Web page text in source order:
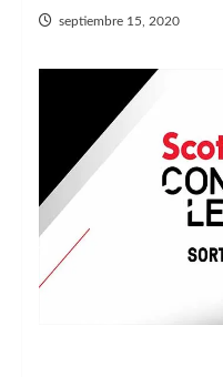
septiembre 15, 2020